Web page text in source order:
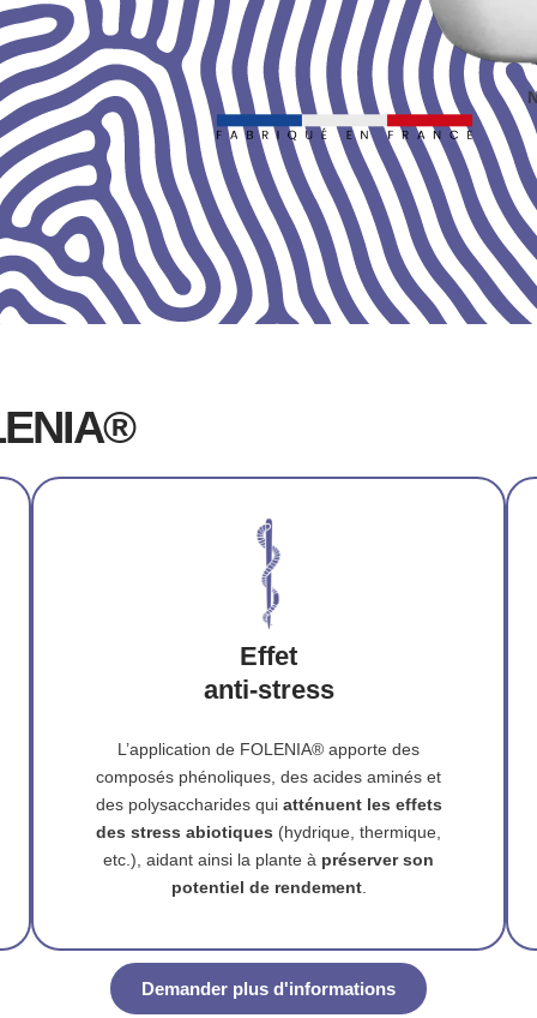
Effet
anti-stress
L’application de FOLENIA® apporte des
composés phénoliques, des acides aminés et
des polysaccharides qui atténuent les effets
des stress abiotiques (hydrique, thermique,
etc.), aidant ainsi la plante à préserver son
potentiel de rendement.
Demander plus d'informations